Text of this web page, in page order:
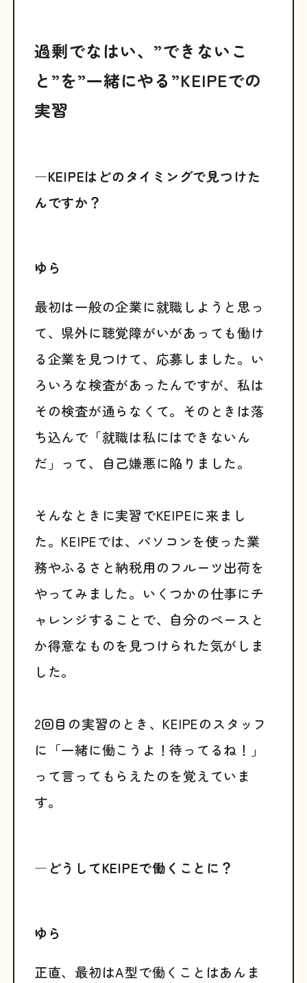
過剰でなはい、”できないこ
と”を”一緒にやる”KEIPEでの
実習
―KEIPEはどのタイミングで見つけた
んですか？
ゆら
最初は一般の企業に就職しようと思っ
て、県外に聴覚障がいがあっても働け
る企業を見つけて、応募しました。い
ろいろな検査があったんですが、私は
その検査が通らなくて。そのときは落
ち込んで「就職は私にはできないん
だ」って、自己嫌悪に陥りました。
そんなときに実習でKEIPEに来まし
た。KEIPEでは、パソコンを使った業
務やふるさと納税用のフルーツ出荷を
やってみました。いくつかの仕事にチ
ャレンジすることで、自分のペースと
か得意なものを見つけられた気がしま
した。
2回目の実習のとき、KEIPEのスタッフ
に「一緒に働こうよ！待ってるね！」
って言ってもらえたのを覚えていま
す。
―どうしてKEIPEで働くことに？
ゆら
正直、最初はA型で働くことはあんま